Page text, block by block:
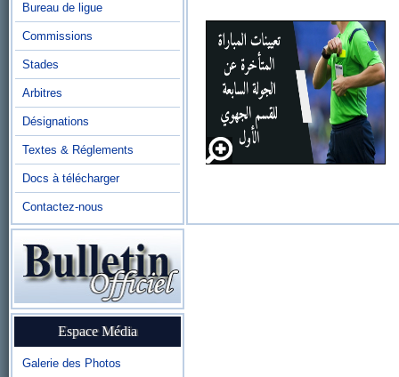
Bureau de ligue
Commissions
Stades
Arbitres
Désignations
Textes & Réglements
Docs à télécharger
Contactez-nous
Espace Média
Galerie des Photos